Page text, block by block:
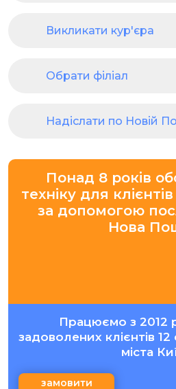
Викликати кур'єра
Обрати філіал
Надіслати по Новій
Понад 8 років
техніку для
за допомогою
Нова
Працюємо з 2012
задоволених клієнтів 12
міста
замовити